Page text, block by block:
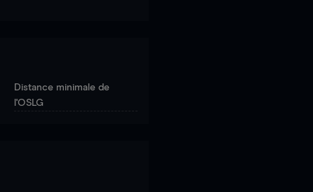
Distance minimale de
l'OSLG